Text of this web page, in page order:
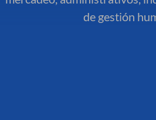
de gestión